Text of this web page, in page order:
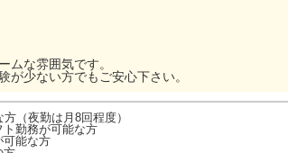
ムな雰囲気です。
少ない方でもご安心下さい。
（夜勤は月8回程度）
ト勤務が可能な方
可能な方